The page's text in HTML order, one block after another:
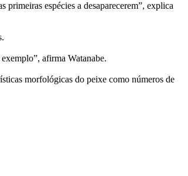
primeiras espécies a desaparecerem”, explica
afirma Watanabe.
morfológicas do peixe como números de